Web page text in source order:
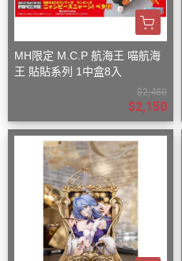
MH限定 M.C.P 航海王 喵航海
王 貼貼系列 1中盒8入
$2,480
$2,150